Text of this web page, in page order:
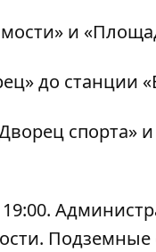
и
до станции
спорта»
Подземные